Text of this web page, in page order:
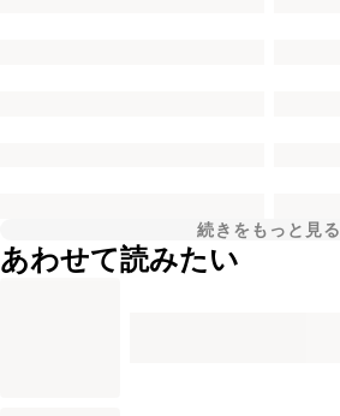
続きをもっと見る
あわせて読みたい